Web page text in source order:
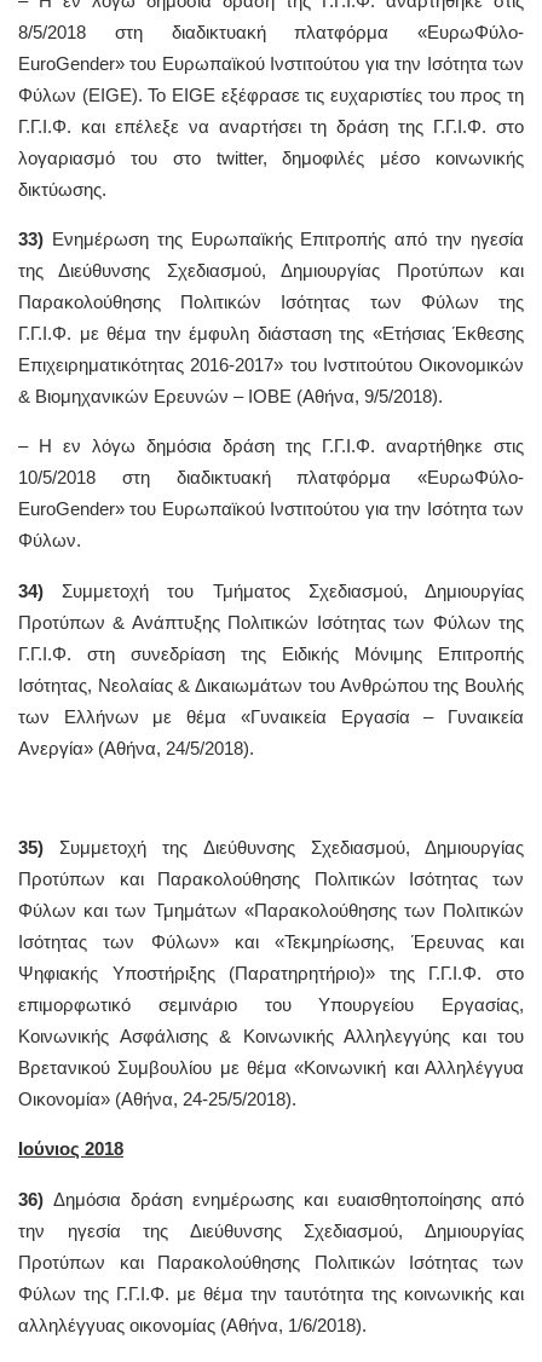
8/5/2018 στη διαδικτυακή πλατφόρμα «ΕυρωΦύλο-
EuroGender» του Ευρωπαϊκού Ινστιτούτου για την Ισότητα των
Φύλων (EIGE). Το EIGE εξέφρασε τις ευχαριστίες του προς τη
Γ.Γ.Ι.Φ. και επέλεξε να αναρτήσει τη δράση της Γ.Γ.Ι.Φ. στο
λογαριασμό του στο twitter, δημοφιλές μέσο κοινωνικής
δικτύωσης.
33) Ενημέρωση της Ευρωπαϊκής Επιτροπής από την ηγεσία
της Διεύθυνσης Σχεδιασμού, Δημιουργίας Προτύπων και
Παρακολούθησης Πολιτικών Ισότητας των Φύλων της
Γ.Γ.Ι.Φ. με θέμα την έμφυλη διάσταση της «Ετήσιας Έκθεσης
Επιχειρηματικότητας 2016-2017» του Ινστιτούτου Οικονομικών
& Βιομηχανικών Ερευνών – ΙΟΒΕ (Αθήνα, 9/5/2018).
– Η εν λόγω δημόσια δράση της Γ.Γ.Ι.Φ. αναρτήθηκε στις
10/5/2018 στη διαδικτυακή πλατφόρμα «ΕυρωΦύλο-
EuroGender» του Ευρωπαϊκού Ινστιτούτου για την Ισότητα των
Φύλων.
34) Συμμετοχή του Τμήματος Σχεδιασμού, Δημιουργίας
Προτύπων & Ανάπτυξης Πολιτικών Ισότητας των Φύλων της
Γ.Γ.Ι.Φ. στη συνεδρίαση της Ειδικής Μόνιμης Επιτροπής
Ισότητας, Νεολαίας & Δικαιωμάτων του Ανθρώπου της Βουλής
των Ελλήνων με θέμα «Γυναικεία Εργασία – Γυναικεία
Ανεργία» (Αθήνα, 24/5/2018).
35) Συμμετοχή της Διεύθυνσης Σχεδιασμού, Δημιουργίας
Προτύπων και Παρακολούθησης Πολιτικών Ισότητας των
Φύλων και των Τμημάτων «Παρακολούθησης των Πολιτικών
Ισότητας των Φύλων» και «Τεκμηρίωσης, Έρευνας και
Ψηφιακής Υποστήριξης (Παρατηρητήριο)» της Γ.Γ.Ι.Φ. στο
επιμορφωτικό σεμινάριο του Υπουργείου Εργασίας,
Κοινωνικής Ασφάλισης & Κοινωνικής Αλληλεγγύης και του
Βρετανικού Συμβουλίου με θέμα «Κοινωνική και Αλληλέγγυα
Οικονομία» (Αθήνα, 24-25/5/2018).
Ιούνιος 2018
36) Δημόσια δράση ενημέρωσης και ευαισθητοποίησης από
την ηγεσία της Διεύθυνσης Σχεδιασμού, Δημιουργίας
Προτύπων και Παρακολούθησης Πολιτικών Ισότητας των
Φύλων της Γ.Γ.Ι.Φ. με θέμα την ταυτότητα της κοινωνικής και
αλληλέγγυας οικονομίας (Αθήνα, 1/6/2018).